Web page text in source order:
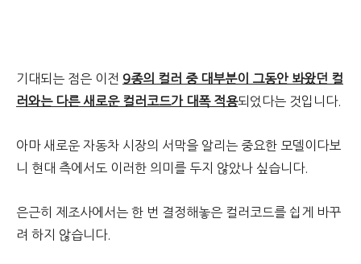
기대되는 점은 이전 9종의 컬러 중 대부분이 그동안 봐왔던 컬
러와는 다른 새로운 컬러코드가 대폭 적용되었다는 것입니다.
아마 새로운 자동차 시장의 서막을 알리는 중요한 모델이다보
니 현대 측에서도 이러한 의미를 두지 않았나 싶습니다.
은근히 제조사에서는 한 번 결정해놓은 컬러코드를 쉽게 바꾸
려 하지 않습니다.